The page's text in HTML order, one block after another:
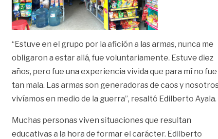
“Estuve en el grupo por la afición a las armas, nunca me
obligaron a estar allá, fue voluntariamente. Estuve diez
años, pero fue una experiencia vivida que para mí no fue
tan mala. Las armas son generadoras de caos y
vivíamos en medio de la guerra”, resaltó Edilberto Ayala.
Muchas personas viven situaciones que resultan
educativas a la hora de formar el carácter. Edilberto